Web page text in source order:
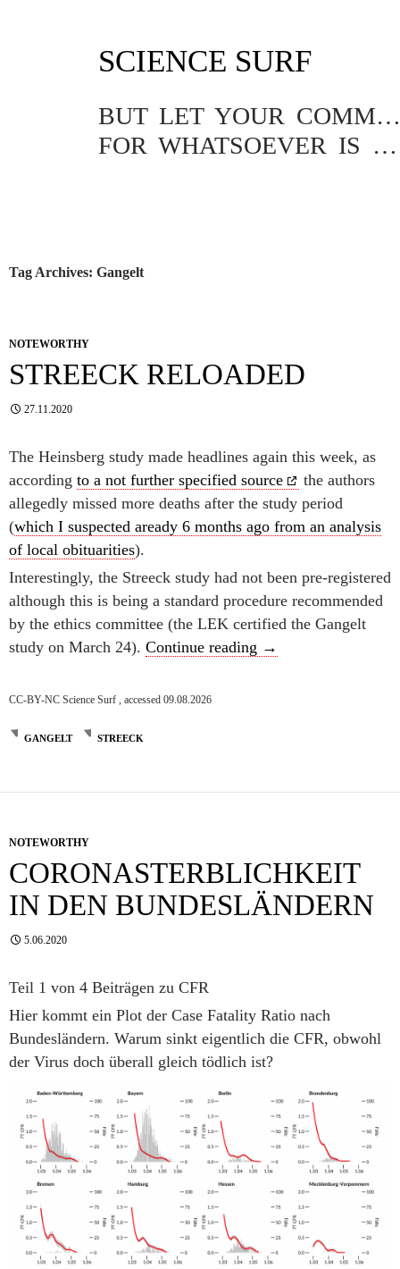
SCIENCE SURF
BUT LET YOUR COMMUNICATION BE YEA, YEA; NAY, NAY.
FOR WHATSOEVER IS MORE THAN THESE COMETH OF EVIL.
Tag Archives: Gangelt
NOTEWORTHY
STREECK RELOADED
27.11.2020
The Heinsberg study made headlines again this week, as
according to a not further specified source
the authors
allegedly missed more deaths after the study period
(which I suspected aready 6 months ago from an analysis
of local obituarities).
Interestingly, the Streeck study had not been pre-registered
although this is being a standard procedure recommended
by the ethics committee (the LEK certified the Gangelt
study on March 24). Continue reading Streeck reloaded
→
CC-BY-NC Science Surf , accessed 09.08.2026
GANGELT STREECK
NOTEWORTHY
CORONASTERBLICHKEIT
IN DEN BUNDESLÄNDERN
5.06.2020
Teil 1 von 4 Beiträgen zu CFR
Hier kommt ein Plot der Case Fatality Ratio nach
Bundesländern. Warum sinkt eigentlich die CFR, obwohl
der Virus doch überall gleich tödlich ist?